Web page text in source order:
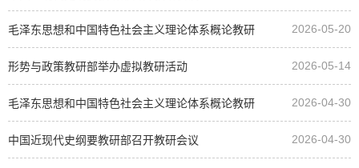
毛泽东思想和中国特色社会主义理论体系概论教研
部召开教研会议
2026-05-20
形势与政策教研部举办虚拟教研活动 2026-05-14
毛泽东思想和中国特色社会主义理论体系概论教研
部召开教研会议
2026-04-30
中国近现代史纲要教研部召开教研会议 2026-04-30